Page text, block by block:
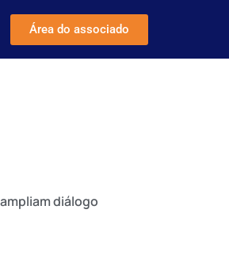
Área do associado
diálogo